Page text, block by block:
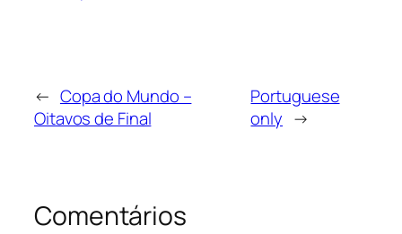
← Copa do Mundo –
Oitavos de Final
Portuguese
only →
Comentários